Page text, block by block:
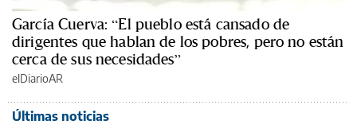
García Cuerva: “El pueblo está cansado de
dirigentes que hablan de los pobres, pero no están
cerca de sus necesidades”
elDiarioAR
Últimas noticias